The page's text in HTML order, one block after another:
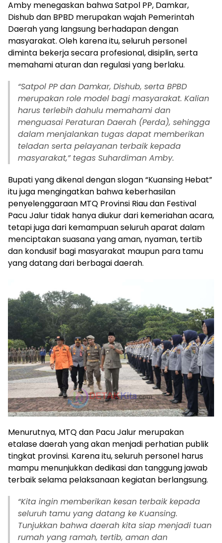
Amby menegaskan bahwa Satpol PP, Damkar,
Dishub dan BPBD merupakan wajah Pemerintah
Daerah yang langsung berhadapan dengan
masyarakat. Oleh karena itu, seluruh personel
diminta bekerja secara profesional, disiplin, serta
memahami aturan dan regulasi yang berlaku.
“Satpol PP dan Damkar, Dishub, serta BPBD
merupakan role model bagi masyarakat. Kalian
harus terlebih dahulu memahami dan
menguasai Peraturan Daerah (Perda), sehingga
dalam menjalankan tugas dapat memberikan
teladan serta pelayanan terbaik kepada
masyarakat,” tegas Suhardiman Amby.
Bupati yang dikenal dengan slogan “Kuansing Hebat”
itu juga mengingatkan bahwa keberhasilan
penyelenggaraan MTQ Provinsi Riau dan Festival
Pacu Jalur tidak hanya diukur dari kemeriahan acara,
tetapi juga dari kemampuan seluruh aparat dalam
menciptakan suasana yang aman, nyaman, tertib
dan kondusif bagi masyarakat maupun para tamu
yang datang dari berbagai daerah.
Menurutnya, MTQ dan Pacu Jalur merupakan
etalase daerah yang akan menjadi perhatian publik
tingkat provinsi. Karena itu, seluruh personel harus
mampu menunjukkan dedikasi dan tanggung jawab
terbaik selama pelaksanaan kegiatan berlangsung.
“Kita ingin memberikan kesan terbaik kepada
seluruh tamu yang datang ke Kuansing.
Tunjukkan bahwa daerah kita siap menjadi tuan
rumah yang ramah, tertib, aman dan